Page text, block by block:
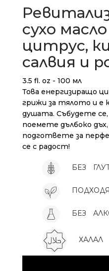
сухо
цитрус,
салвия и
3.5 fl. oz - 100 мл
Това енергизиращо
грижи за тялото и е
душата. Събудете
поемете дълбоко
подгответе за
се с радост!
БЕЗ
БЕЗ
ХАЛАЛ